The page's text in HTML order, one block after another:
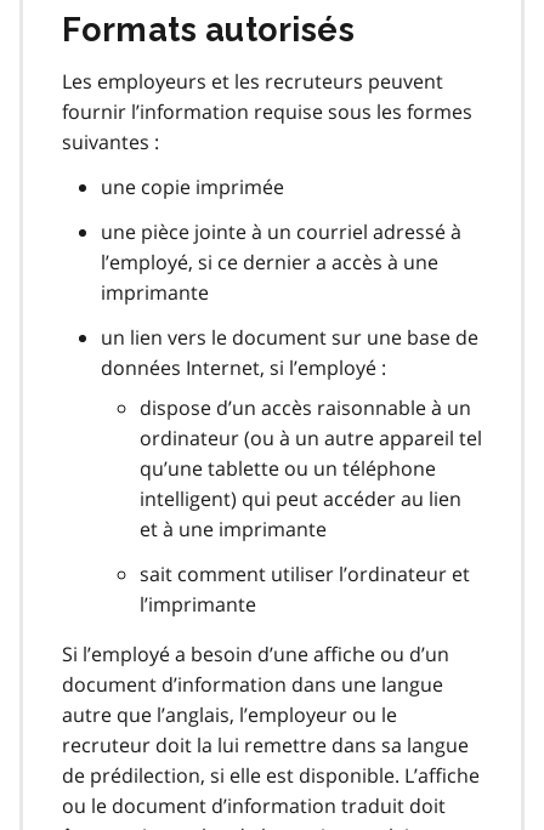
Formats autorisés
Les employeurs et les recruteurs peuvent
fournir l’information requise sous les formes
suivantes :
une copie imprimée
une pièce jointe à un courriel adressé à
l’employé, si ce dernier a accès à une
imprimante
un lien vers le document sur une base de
données Internet, si l’employé :
dispose d’un accès raisonnable à un
ordinateur (ou à un autre appareil tel
qu’une tablette ou un téléphone
intelligent) qui peut accéder au lien
et à une imprimante
sait comment utiliser l’ordinateur et
l’imprimante
Si l’employé a besoin d’une affiche ou d’un
document d’information dans une langue
autre que l’anglais, l’employeur ou le
recruteur doit la lui remettre dans sa langue
de prédilection, si elle est disponible. L’affiche
ou le document d’information traduit doit